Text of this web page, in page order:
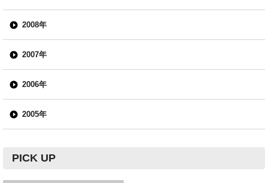
2008年
2007年
2006年
2005年
PICK UP